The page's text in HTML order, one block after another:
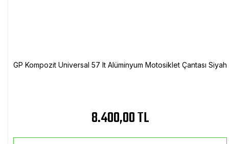
GP Kompozit Universal 57 lt Alüminyum Motosiklet Çantası Siyah
8.400,00 TL